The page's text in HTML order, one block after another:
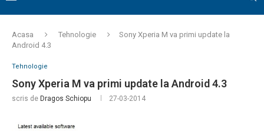
Acasa Tehnologie
Sony Xperia M va primi update la
Android 4.3
Tehnologie
Sony Xperia M va primi update la Android 4.3
scris de Dragos Schiopu 27-03-2014